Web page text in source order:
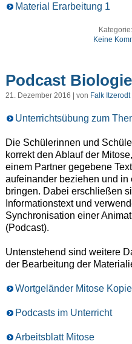
Material Erarbeitung 1
Kategorie:
Keine
Podcast
21. Dezember 2016 | von Falk Itzerodt
Unterrichtsübung zum
Die Schülerinnen und
korrekt den Ablauf der
einem Partner gegebene
aufeinander beziehen und
bringen. Dabei erschließen
Informationstext und
Synchronisation einer
(Podcast).
Untenstehend sind weitere
der Bearbeitung der
Wortgeländer Mitose Kopie
Podcasts im Unterricht
Arbeitsblatt Mitose